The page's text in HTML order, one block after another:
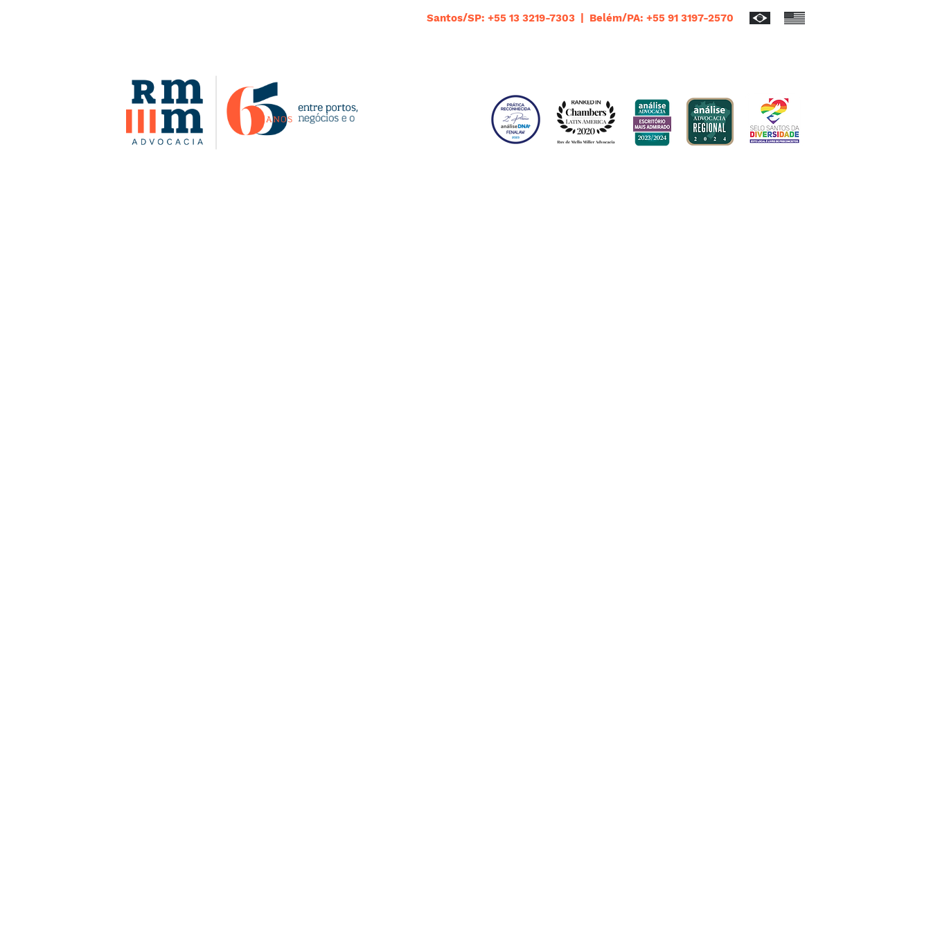
Santos/SP: +55 13 3219-7303 | Belém/PA: +55 91 3197-2570